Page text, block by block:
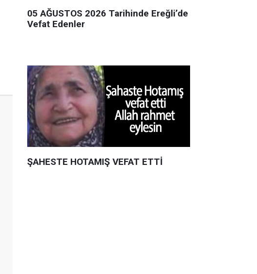
05 AĞUSTOS 2026 Tarihinde Ereğli’de
Vefat Edenler
ŞAHESTE HOTAMIŞ VEFAT ETTİ